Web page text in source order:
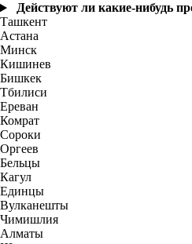
Действуют ли какие-нибудь
Ташкент
Астана
Минск
Кишинев
Бишкек
Тбилиси
Ереван
Комрат
Сороки
Оргеев
Бельцы
Кагул
Единцы
Вулканешты
Чимишлия
Алматы